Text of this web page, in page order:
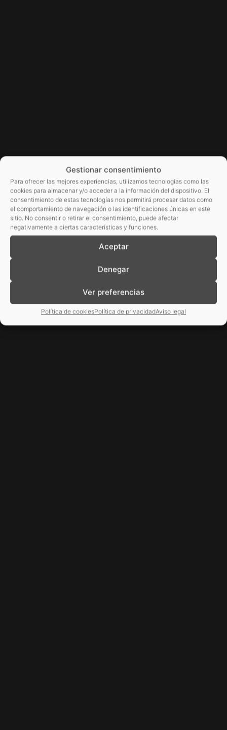
Gestionar consentimiento
Para ofrecer las mejores experiencias, utilizamos tecnologías como las
cookies para almacenar y/o acceder a la información del dispositivo. El
consentimiento de estas tecnologías nos permitirá procesar datos como
el comportamiento de navegación o las identificaciones únicas en este
sitio. No consentir o retirar el consentimiento, puede afectar
negativamente a ciertas características y funciones.
Aceptar
Denegar
Ver preferencias
Política de cookiesPolítica de privacidadAviso legal